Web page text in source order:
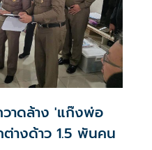
าดล้าง 'แก๊งพ่อ
างด้าว 1.5 พันคน